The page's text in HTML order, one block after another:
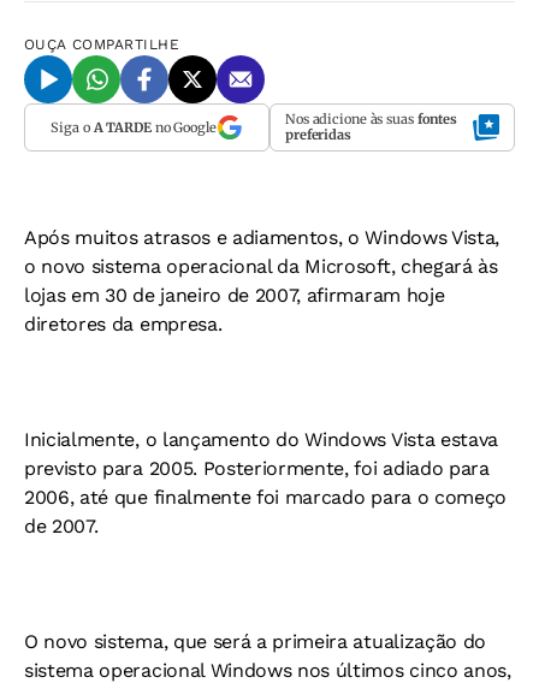
OUÇA COMPARTILHE
Siga o A TARDEno Google Nos adicione às suas fontes
preferidas
Após muitos atrasos e adiamentos, o Windows Vista,
o novo sistema operacional da Microsoft, chegará às
lojas em 30 de janeiro de 2007, afirmaram hoje
diretores da empresa.
Inicialmente, o lançamento do Windows Vista estava
previsto para 2005. Posteriormente, foi adiado para
2006, até que finalmente foi marcado para o começo
de 2007.
O novo sistema, que será a primeira atualização do
sistema operacional Windows nos últimos cinco anos,